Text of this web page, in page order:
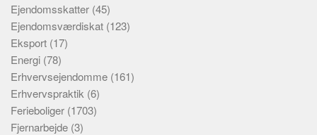
Ejendomsskatter (45)
Ejendomsværdiskat (123)
Eksport (17)
Energi (78)
Erhvervsejendomme (161)
Erhvervspraktik (6)
Ferieboliger (1703)
Fjernarbejde (3)